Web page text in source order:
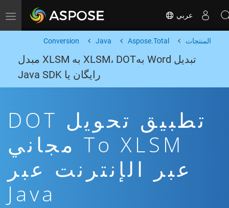
Toggle navigation عربي
المنتجات Aspose.Total
Java
Conversion
تبدیل Word بهXLSM، DOT به XLSM مبدل
رایگان یا Java SDK
تطبيق تحويل DOT
To XLSM مجاني
عبر الإنترنت عبر
Java